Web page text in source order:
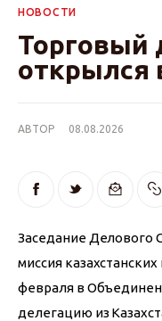
НОВОСТИ
Торговый
открылся
АВТОР 08.08.2026
Заседание Делового
миссия
февраля в
делегацию из